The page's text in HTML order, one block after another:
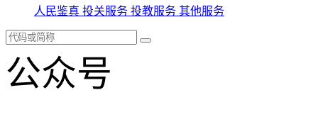
人民鉴真 投关服务 投教服务 其他服务
公众号